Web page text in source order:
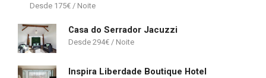
175€
Casa do Serrador Jacuzzi
294€
Inspira Liberdade Boutique Hotel